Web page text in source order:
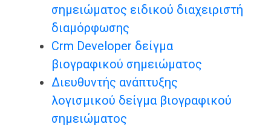
σημειώματος ειδικού διαχειριστή
διαμόρφωσης
Crm Developer δείγμα
βιογραφικού σημειώματος
Διευθυντής ανάπτυξης
λογισμικού δείγμα βιογραφικού
σημειώματος